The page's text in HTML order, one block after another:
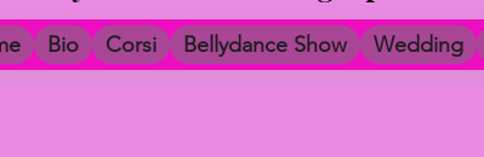
Bio Corsi Bellydance Show Wedding